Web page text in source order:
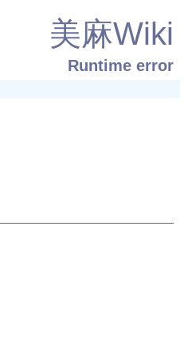
美麻Wiki
Runtime error